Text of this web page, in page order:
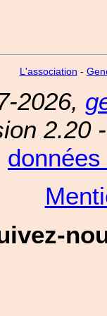
L'association -
2026,
2.20